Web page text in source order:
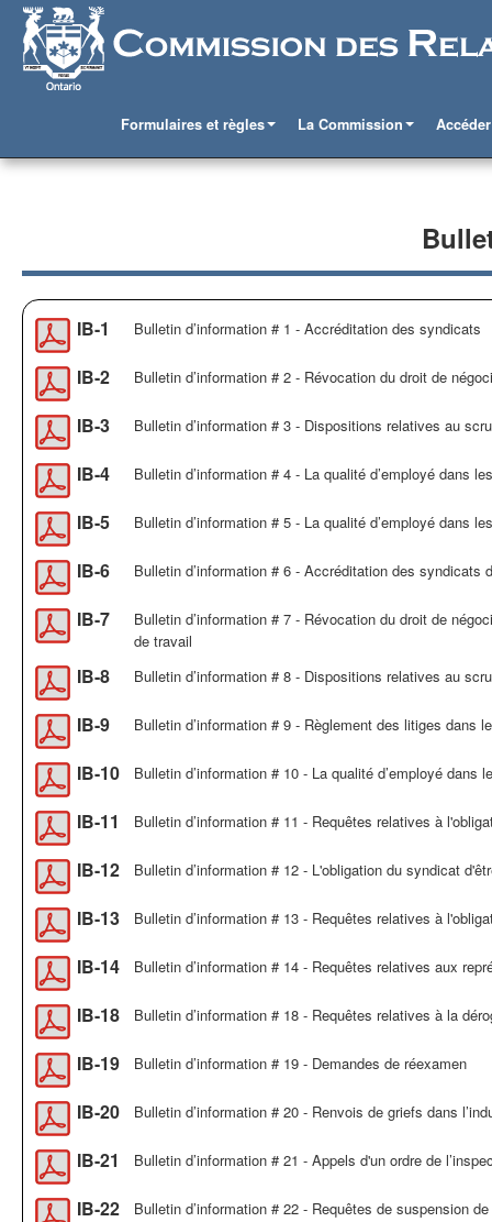
Formulaires et règles La Commission
IB-1 Bulletin d’information # 1 - Accréditation des syndicats
IB-2 Bulletin d’information # 2 - Révocation du droit de
IB-3 Bulletin d’information # 3 - Dispositions relatives au
IB-4 Bulletin d’information # 4 - La qualité d’employé dans
IB-5 Bulletin d’information # 5 - La qualité d’employé dans
IB-6 Bulletin d’information # 6 - Accréditation des syndicats
IB-7
Bulletin d’information # 7 - Révocation du droit de
de travail
IB-8 Bulletin d’information # 8 - Dispositions relatives au
IB-9 Bulletin d’information # 9 - Règlement des litiges dans
IB-10 Bulletin d’information # 10 - La qualité d’employé
IB-11 Bulletin d’information # 11 - Requêtes relatives à
IB-12 Bulletin d’information # 12 - L'obligation du syndicat
IB-13 Bulletin d’information # 13 - Requêtes relatives à
IB-14 Bulletin d’information # 14 - Requêtes relatives aux
IB-18 Bulletin d’information # 18 - Requêtes relatives à la
IB-19 Bulletin d’information # 19 - Demandes de réexamen
IB-20 Bulletin d’information # 20 - Renvois de griefs dans
IB-21 Bulletin d’information # 21 - Appels d'un ordre de
IB-22 Bulletin d’information # 22 - Requêtes de suspension